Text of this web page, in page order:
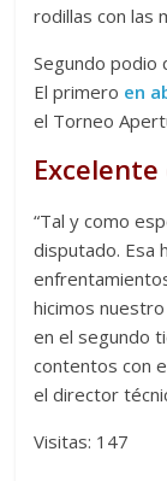
rodillas con las
Segundo podio
El primero en
el Torneo
“Tal y como
disputado. Esa
hicimos
en el segundo
contentos con
el director
Visitas: 147